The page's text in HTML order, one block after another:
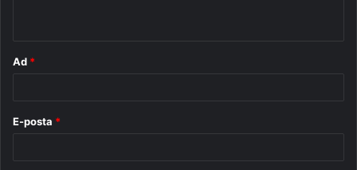
Ad *
E-posta *